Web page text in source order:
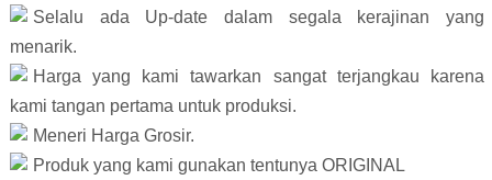
Selalu ada Up-date dalam segala kerajinan yang
menarik.
Harga yang kami tawarkan sangat terjangkau karena
kami tangan pertama untuk produksi.
Meneri Harga Grosir.
Produk yang kami gunakan tentunya ORIGINAL